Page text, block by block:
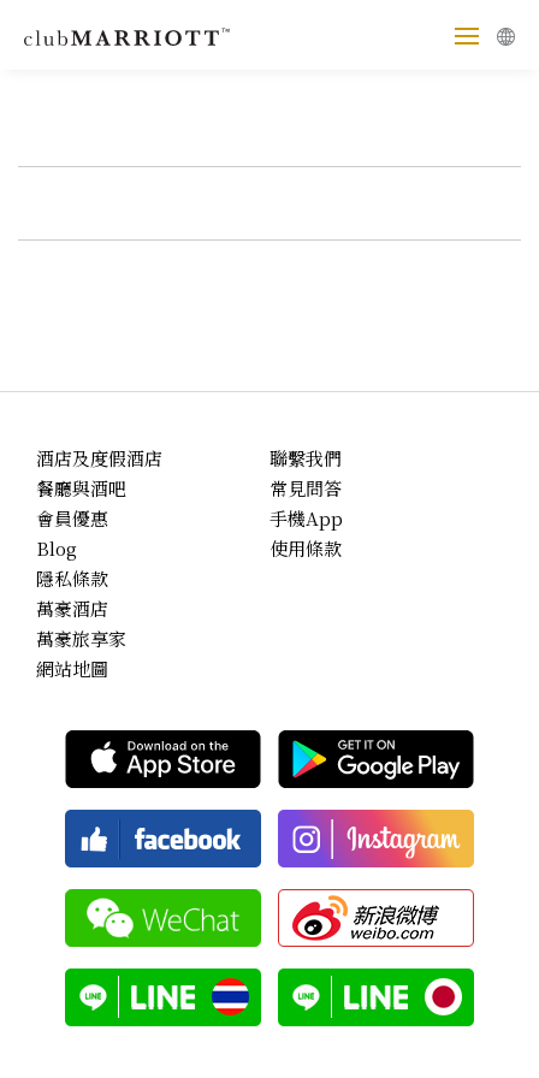
酒店及度假酒店
餐廳與酒吧
會員優惠
Blog
聯繫我們
常見問答
手機App
使用條款
隱私條款
萬豪酒店
萬豪旅享家
網站地圖